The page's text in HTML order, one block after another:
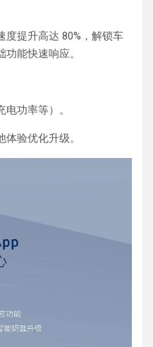
度提升高达 80%，解锁车
能快速响应。
功率等）。
验优化升级。